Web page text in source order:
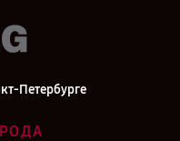
Петербурге